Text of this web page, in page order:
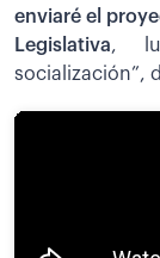
enviaré el
Legislativa,
socialización”,